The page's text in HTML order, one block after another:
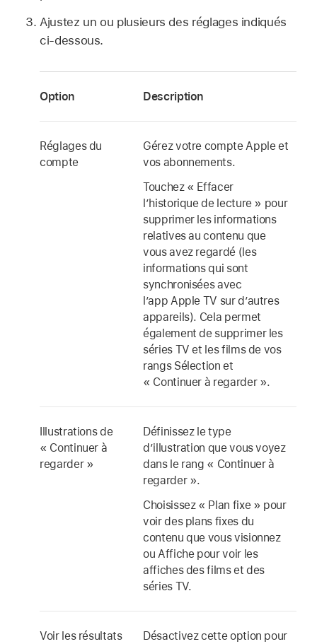
Ajustez un ou plusieurs des réglages indiqués
ci-dessous.
Option Description
Réglages du
compte
Gérez votre compte Apple et
vos abonnements.
Touchez « Effacer
l’historique de lecture » pour
supprimer les informations
relatives au contenu que
vous avez regardé (les
informations qui sont
synchronisées avec
l’app Apple TV sur d’autres
appareils). Cela permet
également de supprimer les
séries TV et les films de vos
rangs Sélection et
« Continuer à regarder ».
Illustrations de
« Continuer à
regarder »
Définissez le type
d’illustration que vous voyez
dans le rang « Continuer à
regarder ».
Choisissez « Plan fixe » pour
voir des plans fixes du
contenu que vous visionnez
ou Affiche pour voir les
affiches des films et des
séries TV.
Voir les résultats
Désactivez cette option pour